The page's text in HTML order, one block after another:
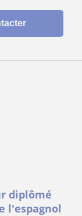
diplômé
l'espagnol